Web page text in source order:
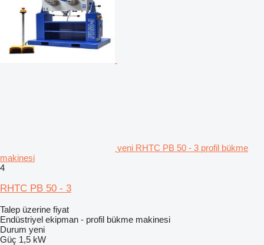
yeni RHTC PB 50 - 3 profil bükme
makinesi
4
RHTC PB 50 - 3
Talep üzerine fiyat
Endüstriyel ekipman - profil bükme makinesi
Durum yeni
Güç 1,5 kW